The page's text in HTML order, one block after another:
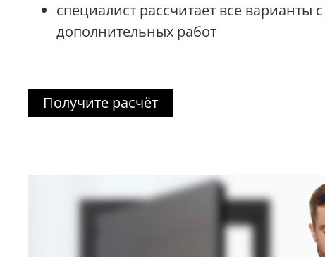
специалист рассчитает все варианты
дополнительных работ
Получите расчёт